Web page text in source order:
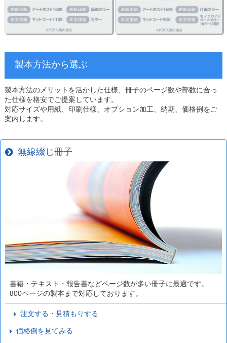
製本方法から選ぶ
製本方法のメリットを活かした仕様、冊子のページ数や部数に合っ
た仕様を格安でご提案しています。
対応サイズや用紙、印刷仕様、オプション加工、納期、価格例をご
案内します。
無線綴じ冊子
書籍・テキスト・報告書などページ数が多い冊子に最適です。
800ページの製本まで対応しております。
注文する・見積もりする
価格例を見てみる